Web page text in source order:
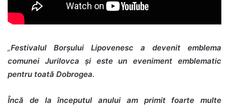
„Festivalul Borșului Lipovenesc a devenit emblema
comunei Jurilovca și este un eveniment emblematic
pentru toată Dobrogea.
Încă de la începutul anului am primit foarte multe